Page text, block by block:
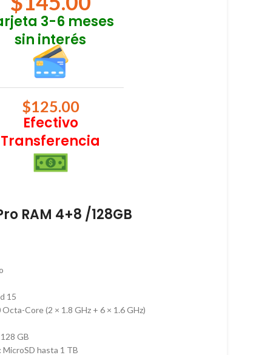
3-6 meses
sin interés
$125.00
Efectivo
Transferencia
RAM 4+8 /128GB
15
Core (2 × 1.8 GHz + 6 × 1.6 GHz)
128 GB
MicroSD hasta 1 TB